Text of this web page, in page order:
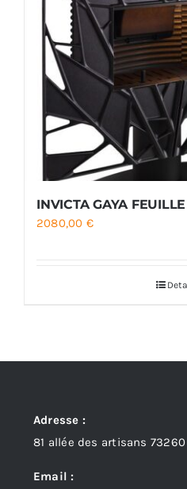
Cuisinières
INVICTA GAYA FEUILLE
2080,00 €
Adresse :
81 allée des artisans
Email :